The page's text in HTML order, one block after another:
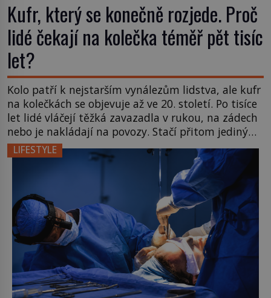
Kufr, který se konečně rozjede. Proč
lidé čekají na kolečka téměř pět tisíc
let?
Kolo patří k nejstarším vynálezům lidstva, ale kufr
na kolečkách se objevuje až ve 20. století. Po tisíce
let lidé vláčejí těžká zavazadla v rukou, na zádech
nebo je nakládají na povozy. Stačí přitom jediný
nápad, připevnit ke kufru kolečka. Jenže právě ten
nikdo dlouho nedostane. Až jednou se na letišti
LIFESTYLE